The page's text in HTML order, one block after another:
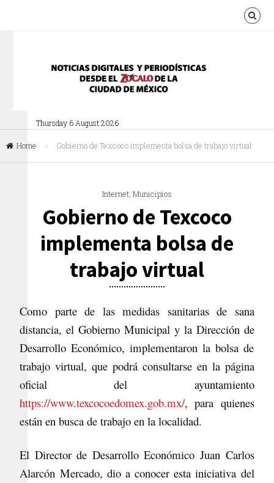
Thursday 6 August 2026
Home » Gobierno de Texcoco implementa bolsa de trabajo virtual
Internet, Municipios
Gobierno de Texcoco
implementa bolsa de
trabajo virtual
Como parte de las medidas sanitarias de sana
distancia, el Gobierno Municipal y la Dirección de
Desarrollo Económico, implementaron la bolsa de
trabajo virtual, que podrá consultarse en la página
oficial del ayuntamiento
https://www.texcocoedomex.gob.mx/, para quienes
están en busca de trabajo en la localidad.
El Director de Desarrollo Económico Juan Carlos
Alarcón Mercado, dio a conocer esta iniciativa del